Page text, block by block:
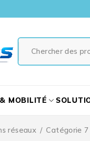
MOBILITÉ
réseaux / Catégorie 7